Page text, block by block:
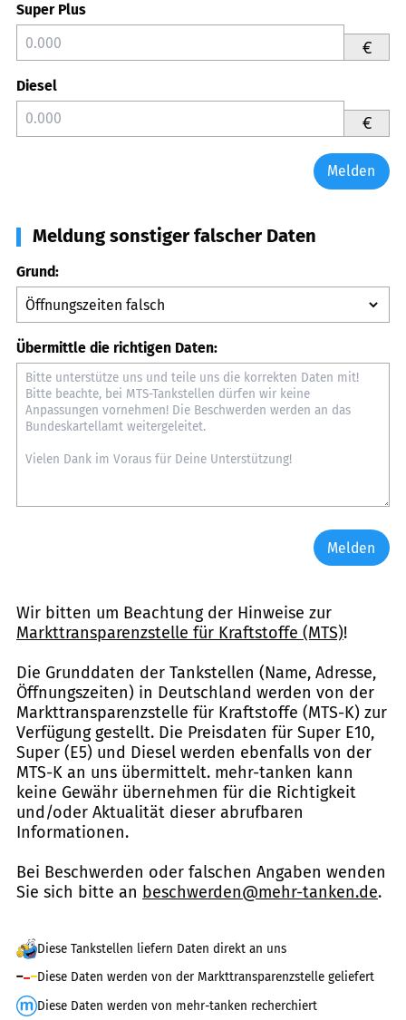
Super Plus
€
Diesel
€
Melden
Meldung sonstiger falscher Daten
Grund:
Übermittle die richtigen Daten:
Melden
Wir bitten um Beachtung der Hinweise zur
Markttransparenzstelle für Kraftstoffe (MTS)!
Die Grunddaten der Tankstellen (Name, Adresse,
Öffnungszeiten) in Deutschland werden von der
Markttransparenzstelle für Kraftstoffe (MTS-K) zur
Verfügung gestellt. Die Preisdaten für Super E10,
Super (E5) und Diesel werden ebenfalls von der
MTS-K an uns übermittelt. mehr-tanken kann
keine Gewähr übernehmen für die Richtigkeit
und/oder Aktualität dieser abrufbaren
Informationen.
Bei Beschwerden oder falschen Angaben wenden
Sie sich bitte an beschwerden@mehr-tanken.de.
Diese Tankstellen liefern Daten direkt an uns
Diese Daten werden von der Markttransparenzstelle geliefert
Diese Daten werden von mehr-tanken recherchiert